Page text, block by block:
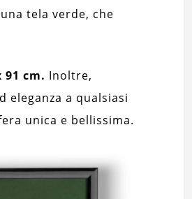
tela verde, che
cm. Inoltre,
eleganza a qualsiasi
unica e bellissima.